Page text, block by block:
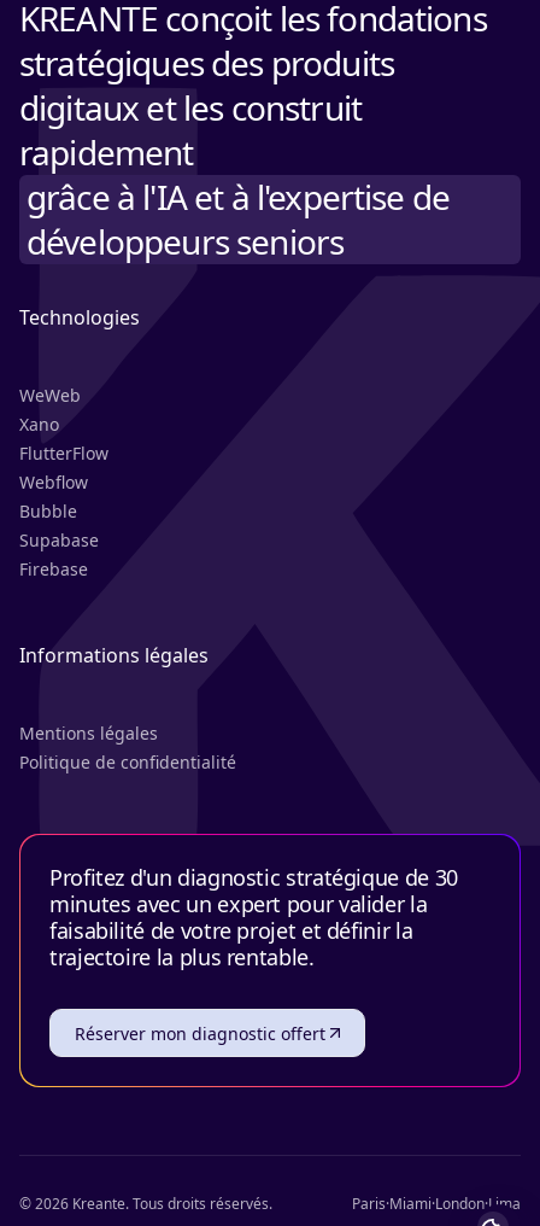
KREANTE conçoit les fondations
stratégiques des produits
digitaux et les construit
rapidement
grâce à l'IA et à l'expertise de
développeurs seniors
Technologies
WeWeb
Xano
FlutterFlow
Webflow
Bubble
Supabase
Firebase
Informations légales
Mentions légales
Politique de confidentialité
Profitez d'un diagnostic stratégique de 30
minutes avec un expert pour valider la
faisabilité de votre projet et définir la
trajectoire la plus rentable.
Réserver mon diagnostic offert
©2026 Kreante.Tous droits réservés. Paris·Miami·London·Lima